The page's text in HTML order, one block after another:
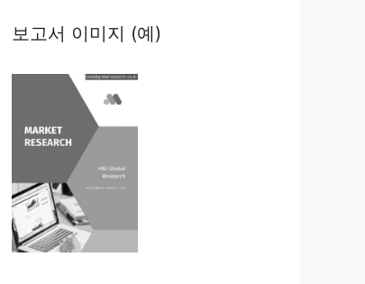
보고서 이미지 (예)